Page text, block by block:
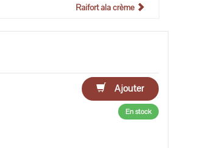
Raifort àla crème
Ajouter
En stock